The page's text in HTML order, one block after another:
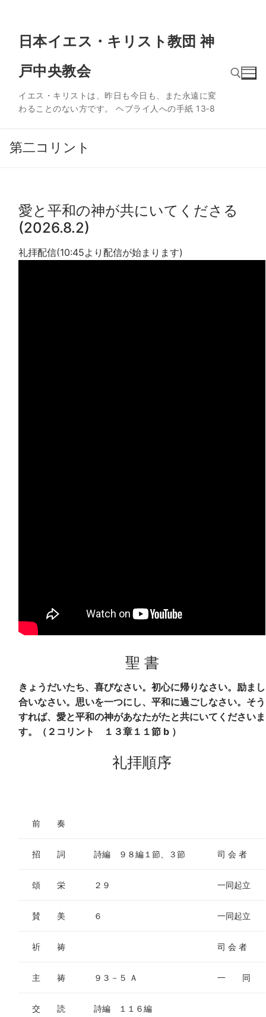
日本イエス・キリスト教団 神
戸中央教会
イエス・キリストは、昨日も今日も、また永遠に変
わることのない方です。 ヘブライ人への手紙 13‐8
第二コリント
愛と平和の神が共にいてくださる
(2026.8.2)
礼拝配信(10:45より配信が始まります)
聖 書
きょうだいたち、喜びなさい。初心に帰りなさい。励まし
合いなさい。思いを一つにし、平和に過ごしなさい。そう
すれば、愛と平和の神があなたがたと共にいてくださいま
す。（２コリント １３章１１節 b ）
礼拝順序
前 奏
招 詞 詩編 ９８編１節、３節 司 会 者
頌 栄 ２９ 一同起立
賛 美 ６ 一同起立
祈 祷 司 会 者
主 祷 ９３－５ Ａ 一 同
交 読 詩編 １１６編